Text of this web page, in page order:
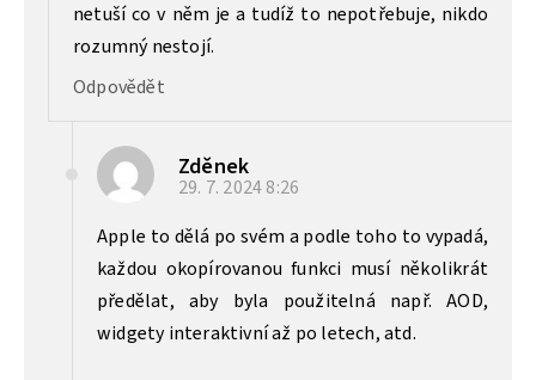
netuší co v něm je a tudíž to nepotřebuje, nikdo
rozumný nestojí.
Odpovědět
Zděnek
29. 7. 20248:26
Apple to dělá po svém a podle toho to vypadá,
každou okopírovanou funkci musí několikrát
předělat, aby byla použitelná např. AOD,
widgety interaktivní až po letech, atd.